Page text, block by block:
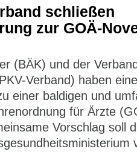
schließen
zur GOÄ-
(BÄK) und der
Verband) haben eine
einer baldigen und
für Ärzte
Vorschlag soll